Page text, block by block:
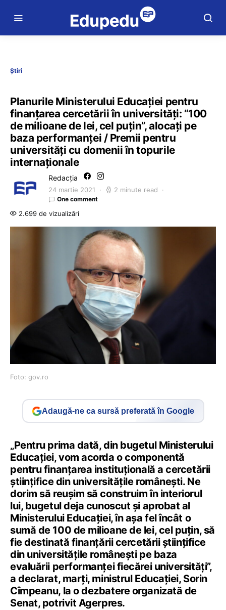
Știri
Planurile Ministerului Educației pentru
finanțarea cercetării în universități: “100
de milioane de lei, cel puțin”, alocați pe
baza performanței / Premii pentru
universități cu domenii în topurile
internaționale
Redacția
24 martie 2021 2 minute read
One comment
2.699 de vizualizări
Foto: gov.ro
Adaugă-ne ca sursă preferată în Google
„Pentru prima dată, din bugetul Ministerului
Educaţiei, vom acorda o componentă
pentru finanţarea instituţională a cercetării
ştiinţifice din universităţile româneşti. Ne
dorim să reuşim să construim în interiorul
lui, bugetul deja cunoscut şi aprobat al
Ministerului Educaţiei, în aşa fel încât o
sumă de 100 de milioane de lei, cel puţin, să
fie destinată finanţării cercetării ştiinţifice
din universităţile româneşti pe baza
evaluării performanţei fiecărei universităţi”,
a declarat, marți, ministrul Educației, Sorin
Cîmpeanu, la o dezbatere organizată de
Senat, potrivit Agerpres.